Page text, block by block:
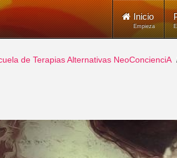
Inicio
Empieza
de Terapias Alternativas NeoConcienciA